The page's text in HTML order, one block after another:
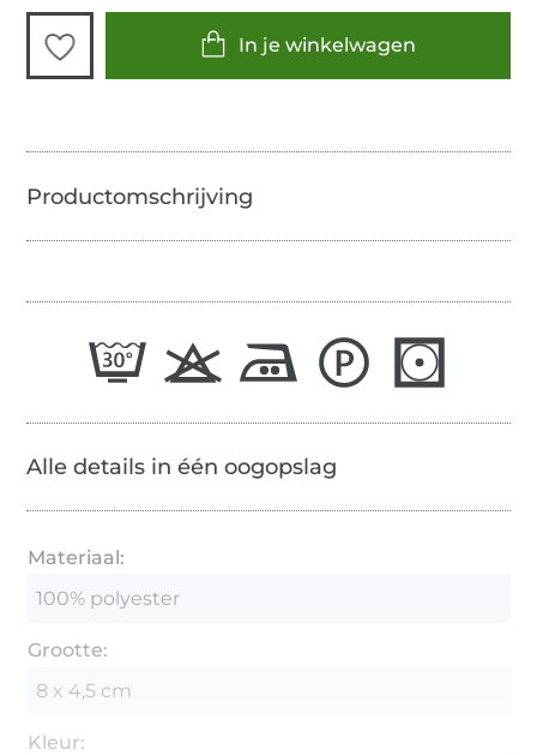
In je winkelwagen
Alle details in één oogopslag
Materiaal:
100% polyester
Grootte:
8 x 4,5 cm
Kleur: